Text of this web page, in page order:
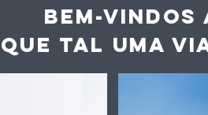
BEM-VINDOS
QUE TAL UMA